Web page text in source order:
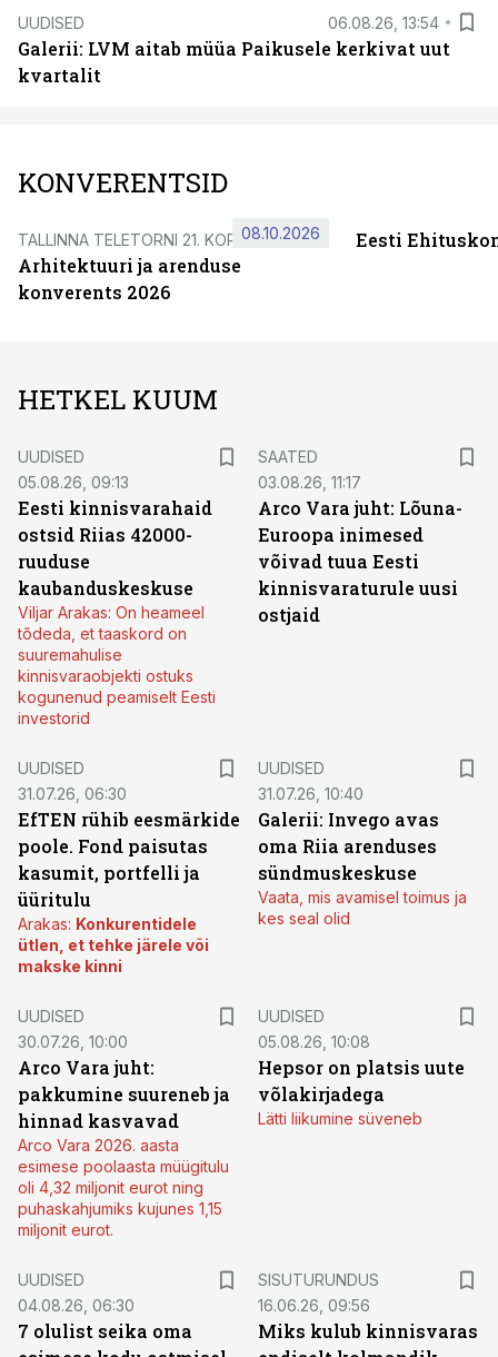
UUDISED 06.08.26, 13:54
Galerii: LVM aitab müüa Paikusele kerkivat uut
kvartalit
KONVERENTSID
TALLINNA TELETORNI 21. KORRUSEL
Arhitektuuri ja arenduse
konverents 2026
08.10.2026 Eesti
HETKEL KUUM
UUDISED
05.08.26, 09:13
Eesti kinnisvarahaid
ostsid Riias 42000-
ruuduse
kaubanduskeskuse
Viljar Arakas: On heameel
tõdeda, et taaskord on
suuremahulise
kinnisvaraobjekti ostuks
kogunenud peamiselt Eesti
investorid
SAATED
03.08.26, 11:17
Arco Vara juht: Lõuna-
Euroopa inimesed
võivad tuua Eesti
kinnisvaraturule uusi
ostjaid
UUDISED
31.07.26, 06:30
EfTEN rühib eesmärkide
poole. Fond paisutas
kasumit, portfelli ja
üüritulu
Arakas: Konkurentidele
ütlen, et tehke järele või
makske kinni
UUDISED
31.07.26, 10:40
Galerii: Invego avas
oma Riia arenduses
sündmuskeskuse
Vaata, mis avamisel toimus ja
kes seal olid
UUDISED
30.07.26, 10:00
Arco Vara juht:
pakkumine suureneb ja
hinnad kasvavad
Arco Vara 2026. aasta
esimese poolaasta müügitulu
oli 4,32 miljonit eurot ning
puhaskahjumiks kujunes 1,15
miljonit eurot.
UUDISED
05.08.26, 10:08
Hepsor on platsis uute
võlakirjadega
Lätti liikumine süveneb
UUDISED
04.08.26, 06:30
7 olulist seika oma
SISUTURUNDUS
16.06.26, 09:56
Miks kulub kinnisvaras